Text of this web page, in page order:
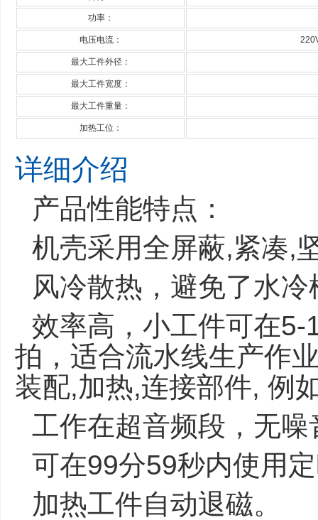
功率：
电压电流：
最大工件外径：
最大工件宽度：
最大工件重量：
加热工位：
详细介绍
产品性能特点：
机壳采用全屏蔽,紧凑,
风冷散热，避免了水
效率高，小工件可在
拍，适合流水线生产作
装配,加热,连接部件, 例
工作在超音频段，无噪
可在99分59秒内使用
加热工件自动退磁。